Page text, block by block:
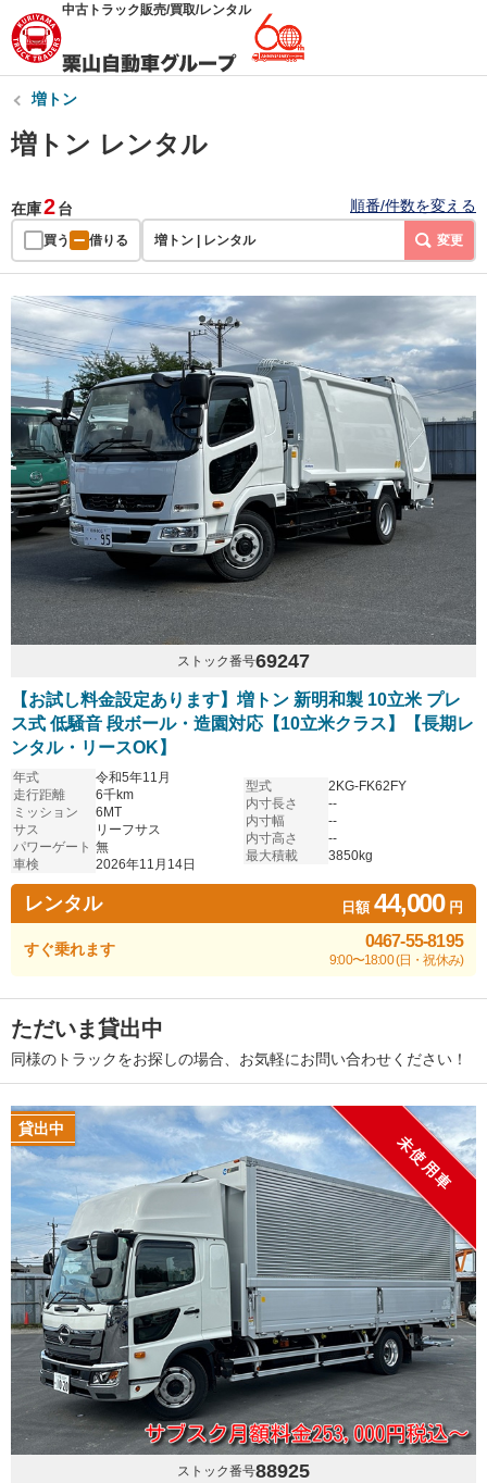
中古トラック販売/買取/レンタル
増トン
増トン レンタル
在庫2台 順番/件数を変える
買う 借りる 増トン | レンタル 変更
ストック番号69247
【お試し料金設定あります】増トン 新明和製 10立米 プレ
ス式 低騒音 段ボール・造園対応【10立米クラス】【長期レ
ンタル・リースOK】
年式
令和5年11月
走行距離
6千km
ミッション
6MT
サス
リーフサス
パワーゲート 無
車検
2026年11月14日
型式
2KG-FK62FY
内寸長さ
--
内寸幅
--
内寸高さ
--
最大積載
3850kg
レンタル 日額44,000円
すぐ乗れます 0467-55-8195
9:00〜18:00 (日・祝休み)
ただいま貸出中
同様のトラックをお探しの場合、お気軽にお問い合わせください！
貸出中
未使用車
ストック番号88925